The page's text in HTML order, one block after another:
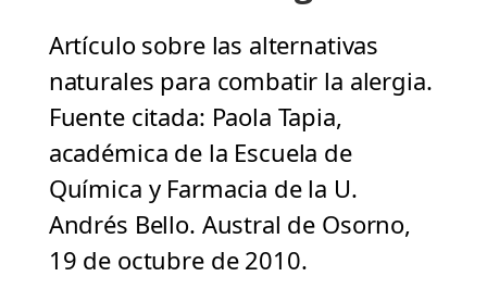
Artículo sobre las alternativas
naturales para combatir la alergia.
Fuente citada: Paola Tapia,
académica de la Escuela de
Química y Farmacia de la U.
Andrés Bello. Austral de Osorno,
19 de octubre de 2010.